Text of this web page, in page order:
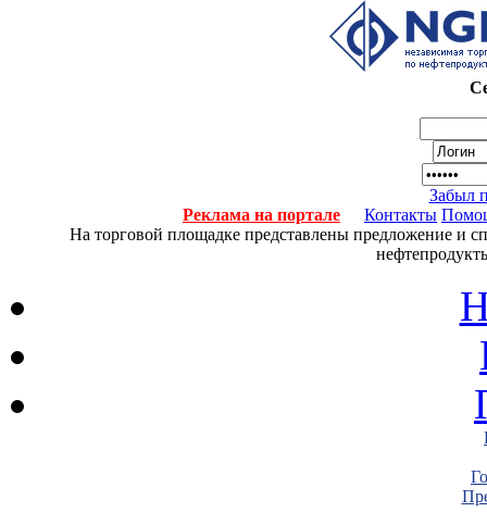
Забыл
Реклама на портале
Контакты
На торговой площадке представлены предложение и